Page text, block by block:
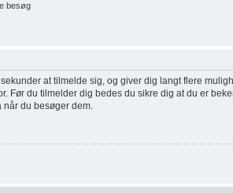
besøg
at tilmelde sig, og giver dig langt flere
Før du tilmelder dig bedes du sikre dig at du er
du besøger dem.